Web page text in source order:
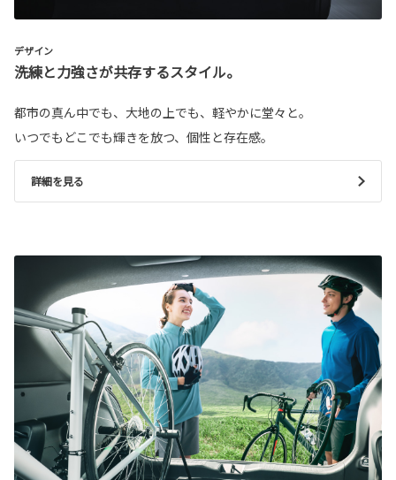
デザイン
洗練と力強さが共存するスタイル。
都市の真ん中でも、大地の上でも、軽やかに堂々と。
いつでもどこでも輝きを放つ、個性と存在感。
詳細を見る